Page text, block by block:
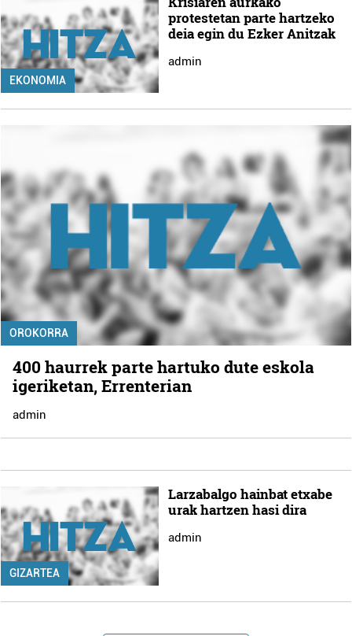
EKONOMIA
protestetan parte hartzeko
deia egin du Ezker Anitzak
admin
OROKORRA
400 haurrek parte hartuko dute eskola
igeriketan, Errenterian
admin
GIZARTEA
Larzabalgo hainbat etxabe
urak hartzen hasi dira
admin